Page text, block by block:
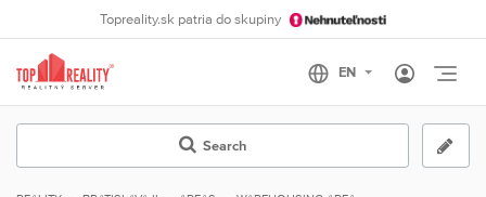
Topreality.sk patria do skupiny
Search